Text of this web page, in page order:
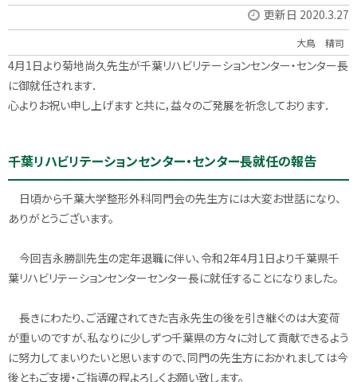
更新日 2020.3.27
大鳥 精司
4月1日より菊地尚久先生が千葉リハビリテーションセンター・センター長
に御就任されます．
心よりお祝い申し上げますと共に，益々のご発展を祈念しております．
千葉リハビリテーションセンター・センター長就任の報告
日頃から千葉大学整形外科同門会の先生方には大変お世話になり、
ありがとうございます。
今回吉永勝訓先生の定年退職に伴い、令和2年4月1日より千葉県千
葉リハビリテーションセンターセンター長に就任することになりました。
長きにわたり、ご活躍されてきた吉永先生の後を引き継ぐのは大変荷
が重いのですが、私なりに少しずつ千葉県の方々に対して貢献できるよう
に努力してまいりたいと思いますので、同門の先生方におかれましては今
後ともご支援・ご指導の程よろしくお願い致します。